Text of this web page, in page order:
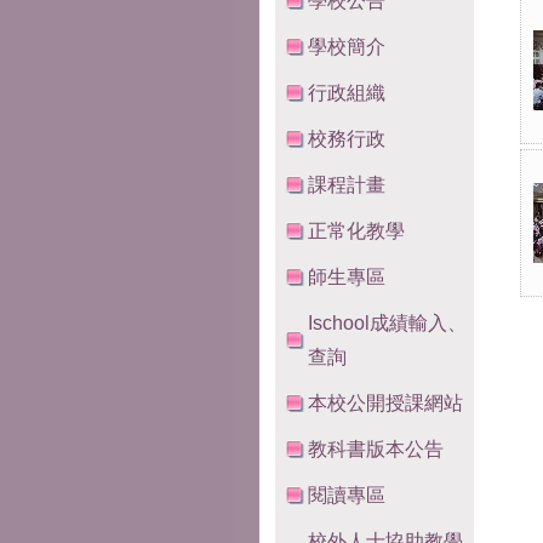
學校簡介
行政組織
校務行政
課程計畫
正常化教學
師生專區
Ischool成績輸入、
查詢
本校公開授課網站
教科書版本公告
閱讀專區